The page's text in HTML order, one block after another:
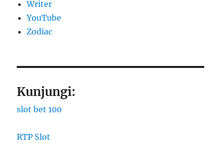
Writer
YouTube
Zodiac
Kunjungi:
slot bet 100
RTP Slot